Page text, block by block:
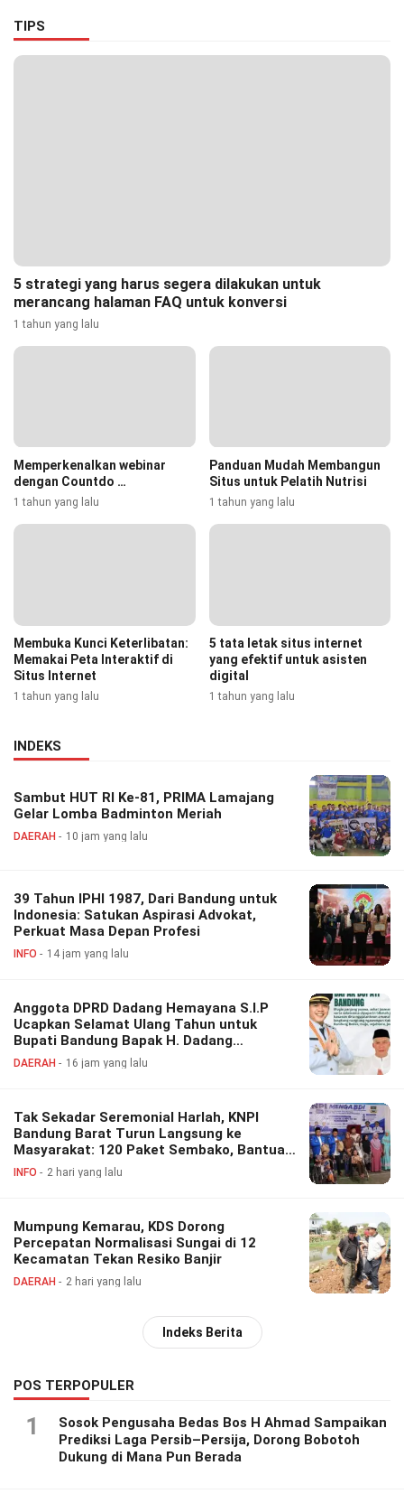
TIPS
5 strategi yang harus segera dilakukan untuk
merancang halaman FAQ untuk konversi
1 tahun yang lalu
Memperkenalkan webinar
dengan Countdo …
1 tahun yang lalu
Panduan Mudah Membangun
Situs untuk Pelatih Nutrisi
1 tahun yang lalu
Membuka Kunci Keterlibatan:
Memakai Peta Interaktif di
Situs Internet
1 tahun yang lalu
5 tata letak situs internet
yang efektif untuk asisten
digital
1 tahun yang lalu
INDEKS
Sambut HUT RI Ke-81, PRIMA Lamajang
Gelar Lomba Badminton Meriah
DAERAH 10 jam yang lalu
39 Tahun IPHI 1987, Dari Bandung untuk
Indonesia: Satukan Aspirasi Advokat,
Perkuat Masa Depan Profesi
INFO 14 jam yang lalu
Anggota DPRD Dadang Hemayana S.I.P
Ucapkan Selamat Ulang Tahun untuk
Bupati Bandung Bapak H. Dadang
Supriatna
DAERAH 16 jam yang lalu
Tak Sekadar Seremonial Harlah, KNPI
Bandung Barat Turun Langsung ke
Masyarakat: 120 Paket Sembako, Bantuan
Disabilitas hingga Layanan Kesehatan
INFO 2 hari yang lalu
Mumpung Kemarau, KDS Dorong
Percepatan Normalisasi Sungai di 12
Kecamatan Tekan Resiko Banjir
DAERAH 2 hari yang lalu
Indeks Berita
POS TERPOPULER
1
Sosok Pengusaha Bedas Bos H Ahmad Sampaikan
Prediksi Laga Persib–Persija, Dorong Bobotoh
Dukung di Mana Pun Berada